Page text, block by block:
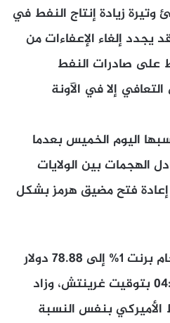
زيادة إنتاج النفط في
إلغاء الإعفاءات من
على صادرات النفط
التعافي إلا في الآونة
اليوم الخميس بعدما
الهجمات بين الولايات
إعادة فتح مضيق هرمز بشكل
وارتفعت العقود الآجلة لخام برنت 1% إلى 78.88 دولار
للبرميل بحلول الساعة 04:21 بتوقيت غرينتش، وزاد
بنفس النسبة